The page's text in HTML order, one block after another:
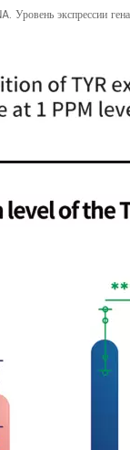
экспрессии